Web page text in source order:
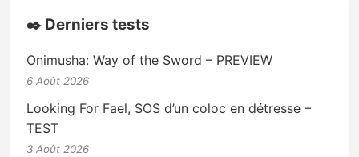
✒️ Derniers tests
Onimusha: Way of the Sword – PREVIEW
6 Août 2026
Looking For Fael, SOS d’un coloc en détresse –
TEST
3 Août 2026